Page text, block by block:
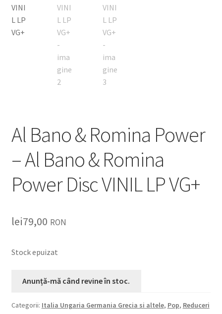
Al Bano & Romina Power
– Al Bano & Romina
Power Disc VINIL LP VG+
lei79,00 RON
Stock epuizat
Categorii: Italia Ungaria Germania Grecia si altele, Pop, Reduceri